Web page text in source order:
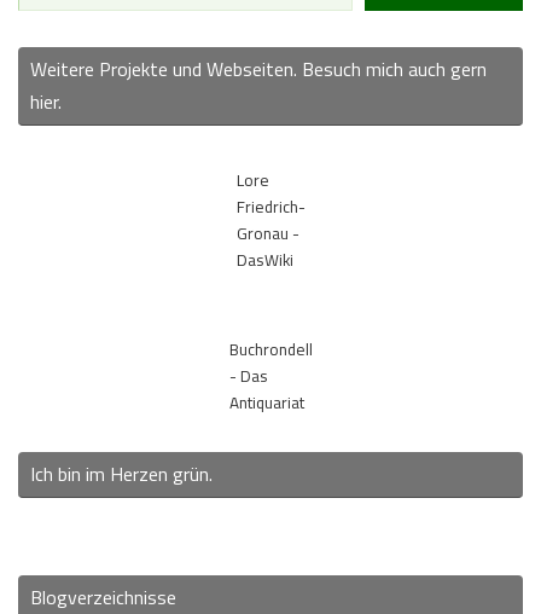
Weitere Projekte und Webseiten. Besuch mich auch gern
hier.
Lore
Friedrich-
Gronau -
DasWiki
Buchrondell
- Das
Antiquariat
Ich bin im Herzen grün.
Blogverzeichnisse